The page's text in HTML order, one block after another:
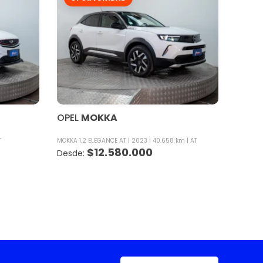
OPEL MOKKA
MOKKA 1.2 ELEGANCE AT 2023 40.658 km AT
$12.580.000